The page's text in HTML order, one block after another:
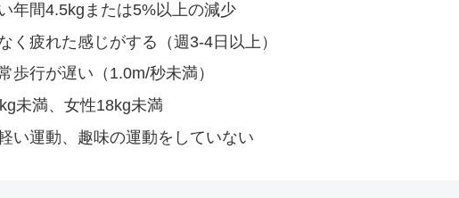
年間4.5kgまたは5%以上の減少
く疲れた感じがする（週3-4日以上）
歩行が遅い（1.0m/秒未満）
未満、女性18kg未満
い運動、趣味の運動をしていない